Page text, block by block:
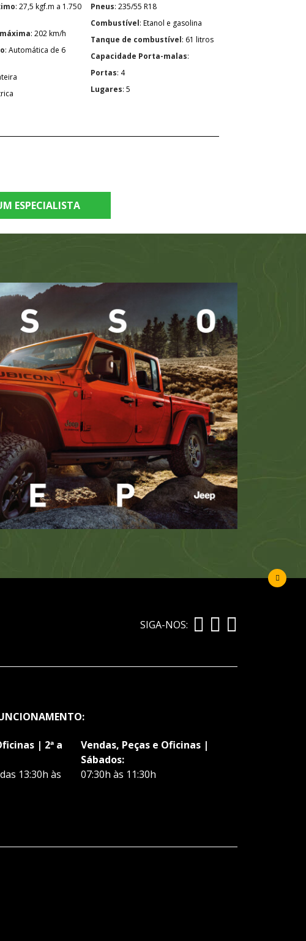
: 27,5 kgf.m a 1.750
: 202 km/h
: Automática de 6
Pneus : 235/55 R18
Combustível : Etanol e gasolina
Tanque de combustível : 61 litros
Capacidade Porta-malas:
Portas : 4
Lugares : 5
ESPECIALISTA
SIGA-NOS:
| 2ª a
13:30h às
Vendas, Peças e Oficinas |
Sábados:
07:30h às 11:30h